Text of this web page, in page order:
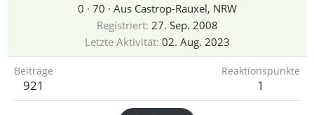
0 · 70 · Aus Castrop-Rauxel, NRW
Registriert 27. Sep. 2008
Letzte Aktivität 02. Aug. 2023
Beiträge
921
Reaktionspunkte
1